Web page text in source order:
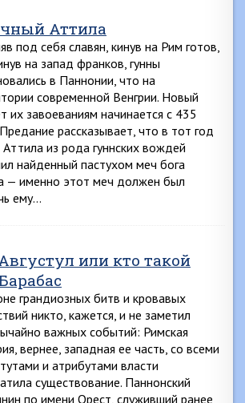
Аттила
под себя славян, кинув на Рим готов,
на запад франков, гунны
в Паннонии, что на
современной Венгрии. Новый
их завоеваниям начинается с 435
рассказывает, что в тот год
Аттила из рода гуннских вождей
найденный пастухом меч бога
— именно этот меч должен был
ему…
или кто такой
грандиозных битв и кровавых
никто, кажется, и не заметил
важных событий: Римская
вернее, западная ее часть, со всеми
и атрибутами власти
существование. Паннонский
по имени Орест, служивший ранее